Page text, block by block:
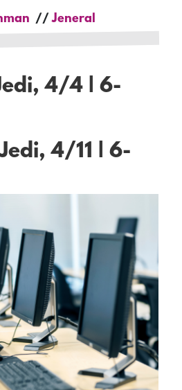
Jeneral
4/4 | 6-
4/11 | 6-